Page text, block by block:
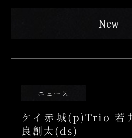
New
ニュース
ケイ赤城(p)Trio 若
良創太(ds)